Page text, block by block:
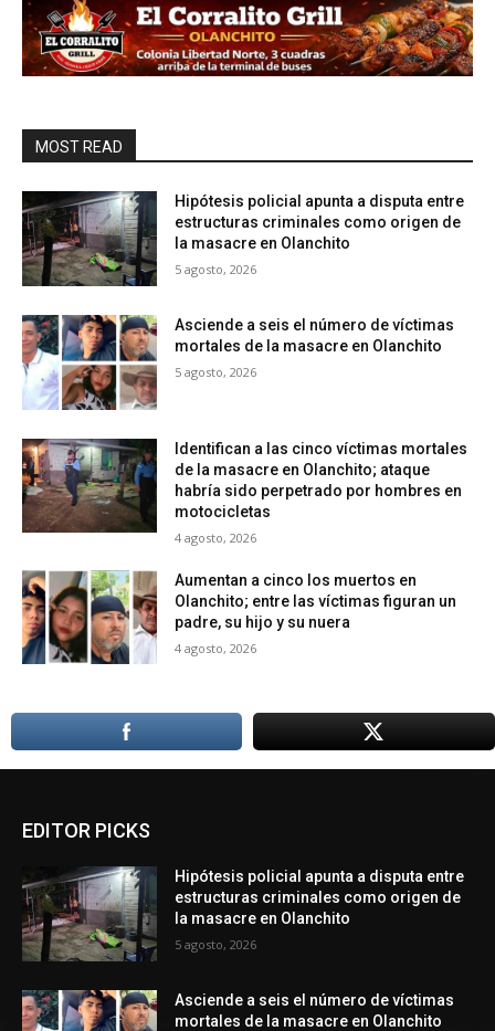
MOST READ
Hipótesis policial apunta a disputa entre
estructuras criminales como origen de
la masacre en Olanchito
5 agosto, 2026
Asciende a seis el número de víctimas
mortales de la masacre en Olanchito
5 agosto, 2026
Identifican a las cinco víctimas mortales
de la masacre en Olanchito; ataque
habría sido perpetrado por hombres en
motocicletas
4 agosto, 2026
Aumentan a cinco los muertos en
Olanchito; entre las víctimas figuran un
padre, su hijo y su nuera
4 agosto, 2026
EDITOR PICKS
Hipótesis policial apunta a disputa entre
estructuras criminales como origen de
la masacre en Olanchito
5 agosto, 2026
Asciende a seis el número de víctimas
mortales de la masacre en Olanchito